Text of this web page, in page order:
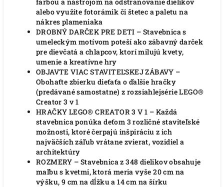
alebo využite fotorámik či štetec a paletu na
nákres plameniaka
DROBNÝ DARČEK PRE DETI – Stavebnica s
umeleckým motívom poteší ako zábavný darček
pre dievčatá a chlapcov, ktorí milujú kvety,
umenie a kreatívne hry
OBJAVTE VIAC STAVITEĽSKEJ ZÁBAVY –
Obohaťte zbierku dieťaťa o ďalšie hračky
(predávané samostatne) z rozsiahlejsérie LEGO®
Creator 3 v 1
HRAČKY LEGO® CREATOR 3 V 1 – Každá
stavebnica ponúka deťom 3 rozličné staviteľské
možnosti, ktoré čerpajú inšpiráciu z ich
najväčších záľub vrátane zvierat, vozidiel a
architektúry
ROZMERY – Stavebnica z 348 dielikov obsahuje
maľbu s kvetmi, ktorá meria vyše 20 cm na
výšku, 9 cm na dĺžku a 14 cm na šírku